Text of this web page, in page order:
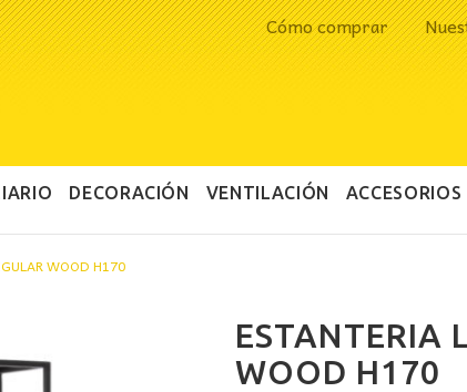
Cómo comprar
DECORACIÓN VENTILACIÓN ACCESORIOS
WOOD H170
ESTANTERIA
WOOD H170